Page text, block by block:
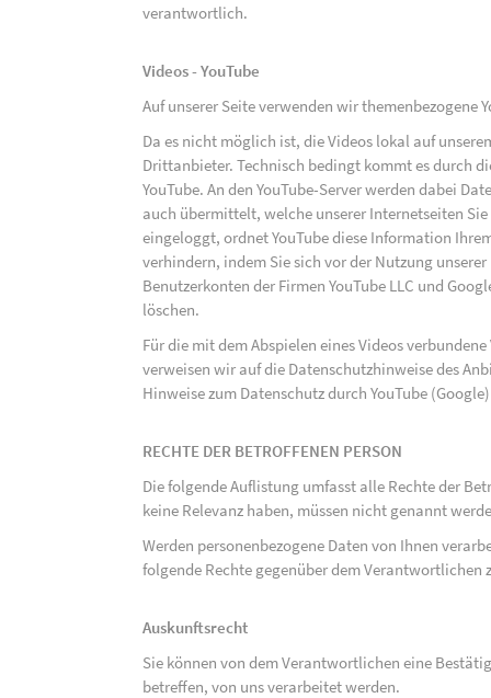
verantwortlich.
Videos - YouTube
Auf unserer Seite verwenden wir
Da es nicht möglich ist, die Videos lokal auf
Drittanbieter. Technisch bedingt kommt es durch
YouTube. An den YouTube-Server werden dabei
auch übermittelt, welche unserer Internetseiten
eingeloggt, ordnet YouTube diese Information
verhindern, indem Sie sich vor der Nutzung
Benutzerkonten der Firmen YouTube LLC und
löschen.
Für die mit dem Abspielen eines Videos
verweisen wir auf die Datenschutzhinweise des
Hinweise zum Datenschutz durch YouTube
RECHTE DER BETROFFENEN PERSON
Die folgende Auflistung umfasst alle Rechte der
keine Relevanz haben, müssen nicht genannt
Werden personenbezogene Daten von Ihnen
folgende Rechte gegenüber dem Verantwortlichen
Auskunftsrecht
Sie können von dem Verantwortlichen eine
betreffen, von uns verarbeitet werden.